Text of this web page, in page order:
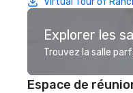
Explorer les
Trouvez la salle
Espace de